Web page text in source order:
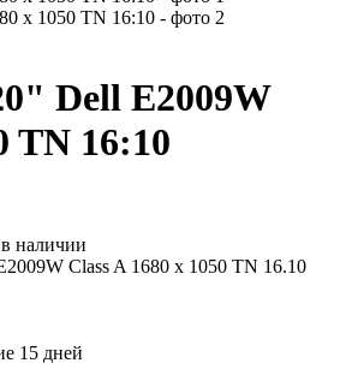
Dell E2009W
TN 16:10
наличии
Class A 1680 x 1050 TN 16.10
15 дней